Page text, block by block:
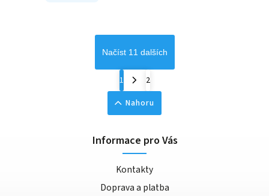
Načíst 11 dalších
1
2
Nahoru
Informace pro Vás
Kontakty
Doprava a platba